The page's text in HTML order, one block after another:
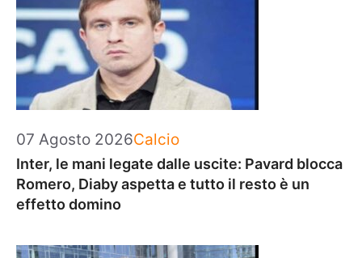
07 Agosto 2026Categorie
Calcio
Inter, le mani legate dalle uscite: Pavard blocca
Romero, Diaby aspetta e tutto il resto è un
effetto domino